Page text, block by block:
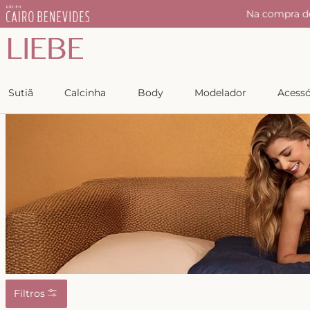
Copiar
Sutiã Calcinha Body Modelador
Filtros